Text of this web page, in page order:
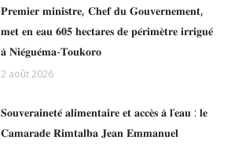
𝐏𝐫𝐞𝐦𝐢𝐞𝐫 𝐦𝐢𝐧𝐢𝐬𝐭𝐫𝐞, 𝐂𝐡𝐞𝐟 𝐝𝐮 𝐆𝐨𝐮𝐯𝐞𝐫𝐧𝐞𝐦𝐞𝐧𝐭,
𝐦𝐞𝐭 𝐞𝐧 𝐞𝐚𝐮 𝟔𝟎𝟓 𝐡𝐞𝐜𝐭𝐚𝐫𝐞𝐬 𝐝𝐞 𝐩𝐞́𝐫𝐢𝐦𝐞̀𝐭𝐫𝐞 𝐢𝐫𝐫𝐢𝐠𝐮𝐞́
𝐚̀ 𝐍𝐢𝐞́𝐠𝐮𝐞́𝐦𝐚-𝐓𝐨𝐮𝐤𝐨𝐫𝐨
2 août 2026
𝐒𝐨𝐮𝐯𝐞𝐫𝐚𝐢𝐧𝐞𝐭𝐞́ 𝐚𝐥𝐢𝐦𝐞𝐧𝐭𝐚𝐢𝐫𝐞 𝐞𝐭 𝐚𝐜𝐜𝐞̀𝐬 𝐚̀ 𝐥’𝐞𝐚𝐮 : 𝐥𝐞
𝐂𝐚𝐦𝐚𝐫𝐚𝐝𝐞 𝐑𝐢𝐦𝐭𝐚𝐥𝐛𝐚 𝐉𝐞𝐚𝐧 𝐄𝐦𝐦𝐚𝐧𝐮𝐞𝐥